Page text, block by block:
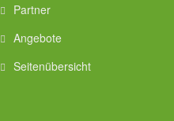
Partner
Angebote
Seitenübersicht